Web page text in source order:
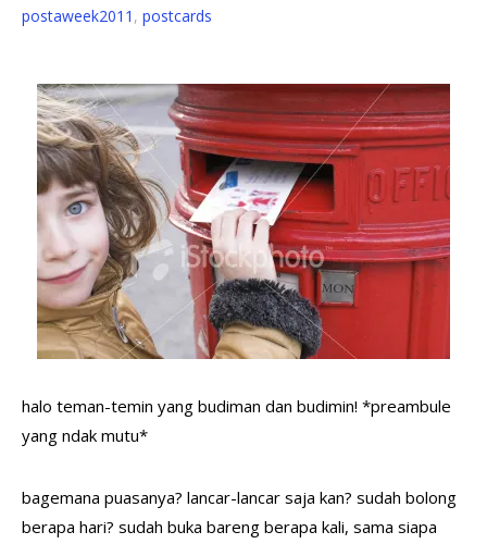
postaweek2011 , postcards
halo teman-temin yang budiman dan budimin! *preambule
yang ndak mutu*
bagemana puasanya? lancar-lancar saja kan? sudah bolong
berapa hari? sudah buka bareng berapa kali, sama siapa